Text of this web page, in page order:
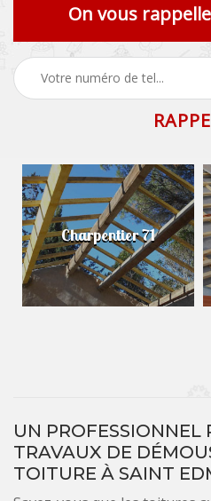
On vous
Charpentier 71
UN PROFESSIONNEL
TRAVAUX DE
TOITURE À SAINT